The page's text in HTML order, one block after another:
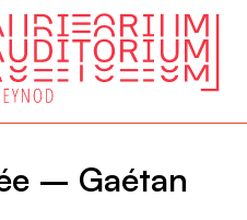
– Gaétan